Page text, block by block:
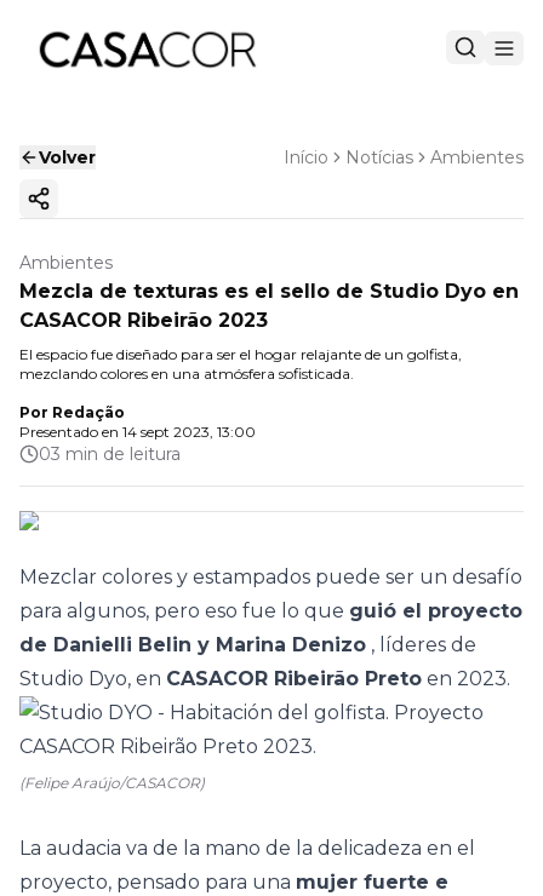
Volver Início Notícias Ambientes
Copiar enlace
Ambientes
Mezcla de texturas es el sello de Studio Dyo en
CASACOR Ribeirão 2023
El espacio fue diseñado para ser el hogar relajante de un golfista,
mezclando colores en una atmósfera sofisticada.
Por Redação
Presentado en 14 sept 2023, 13:00
03 min de leitura
Mezclar colores y estampados puede ser un desafío
para algunos, pero eso fue lo que guió el proyecto
de Danielli Belin y Marina Denizo , líderes de
Studio Dyo, en CASACOR Ribeirão Preto en 2023.
(Felipe Araújo/CASACOR)
La audacia va de la mano de la delicadeza en el
proyecto, pensado para una mujer fuerte e